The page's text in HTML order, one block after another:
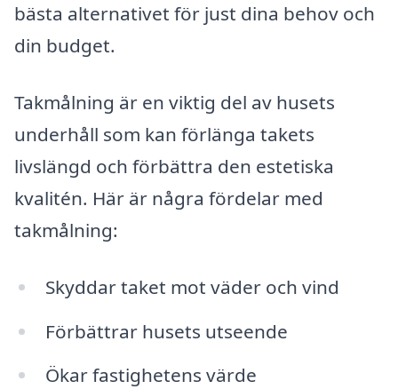
bästa alternativet för just dina behov och
din budget.
Takmålning är en viktig del av husets
underhåll som kan förlänga takets
livslängd och förbättra den estetiska
kvalitén. Här är några fördelar med
takmålning:
Skyddar taket mot väder och vind
Förbättrar husets utseende
Ökar fastighetens värde